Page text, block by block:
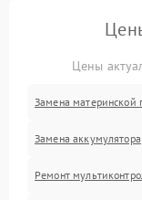
Цены
Замена материнской
Замена аккумулятора
Ремонт